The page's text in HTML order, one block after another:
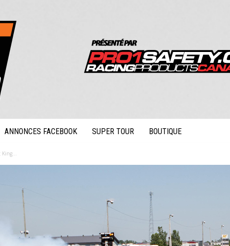
ANNONCES FACEBOOK SUPER TOUR BOUTIQUE
King...